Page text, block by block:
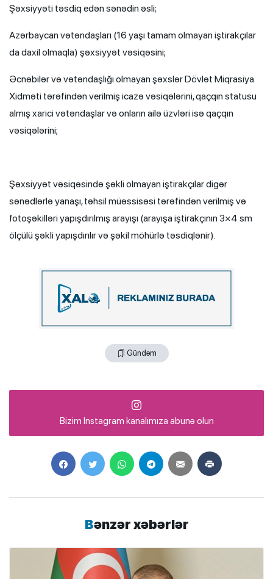
Şəxsiyyəti təsdiq edən sənədin əsli;
Azərbaycan vətəndaşları (16 yaşı tamam olmayan iştirakçılar
da daxil olmaqla) şəxsiyyət vəsiqəsini;
Əcnəbilər və vətəndaşlığı olmayan şəxslər Dövlət Miqrasiya
Xidməti tərəfindən verilmiş icazə vəsiqələrini, qaçqın statusu
almış xarici vətəndaşlar və onların ailə üzvləri isə qaçqın
vəsiqələrini;
Şəxsiyyət vəsiqəsində şəkli olmayan iştirakçılar digər
sənədlərlə yanaşı, təhsil müəssisəsi tərəfindən verilmiş və
fotoşəkilləri yapışdırılmış arayışı (arayışa iştirakçının 3×4 sm
ölçülü şəkli yapışdırılır və şəkil möhürlə təsdiqlənir).
Gündəm
Bizim Instagram kanalımıza abunə olun
Bənzər xəbərlər